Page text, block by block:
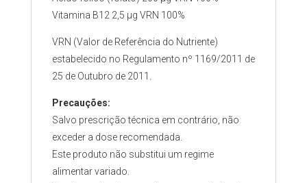
Vitamina B12 2,5 µg VRN 100%
VRN (Valor de Referência do Nutriente)
estabelecido no Regulamento nº 1169/2011 de
25 de Outubro de 2011.
Precauções:
Salvo prescrição técnica em contrário, não
exceder a dose recomendada.
Este produto não substitui um regime
alimentar variado.